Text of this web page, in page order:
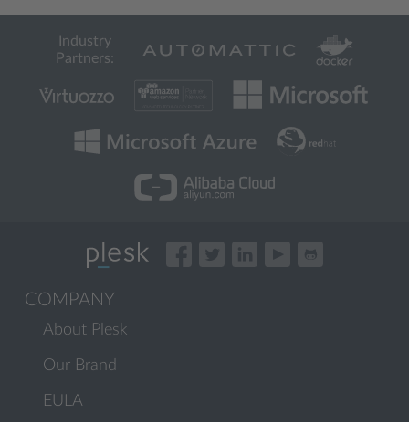
Industry
Partners:
COMPANY
About Plesk
Our Brand
EULA